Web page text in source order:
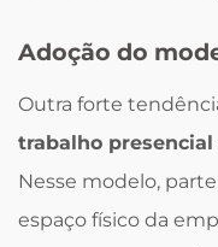
Adoção do
Outra forte
trabalho presencial
Nesse modelo,
espaço físico da